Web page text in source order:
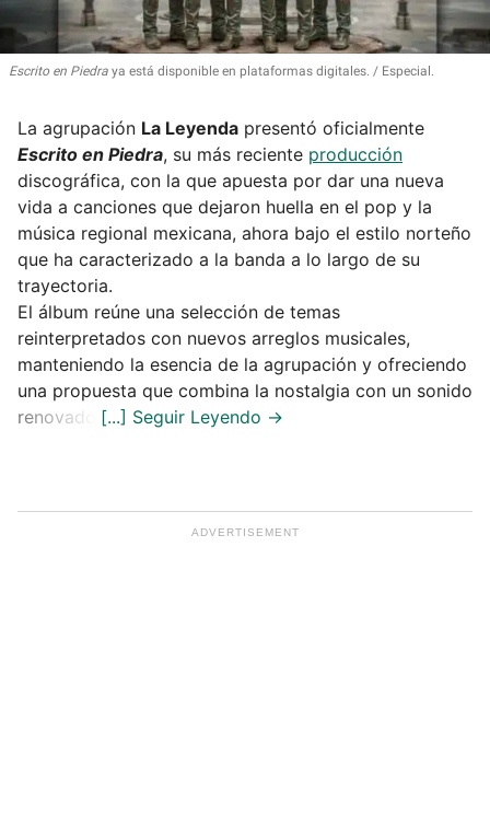
Escrito en Piedra ya está disponible en plataformas digitales. Especial.
La agrupación La Leyenda presentó oficialmente
Escrito en Piedra, su más reciente producción
discográfica, con la que apuesta por dar una nueva
vida a canciones que dejaron huella en el pop y la
música regional mexicana, ahora bajo el estilo norteño
que ha caracterizado a la banda a lo largo de su
trayectoria.
El álbum reúne una selección de temas
reinterpretados con nuevos arreglos musicales,
manteniendo la esencia de la agrupación y ofreciendo
una propuesta que combina la nostalgia con un sonido
renovado.